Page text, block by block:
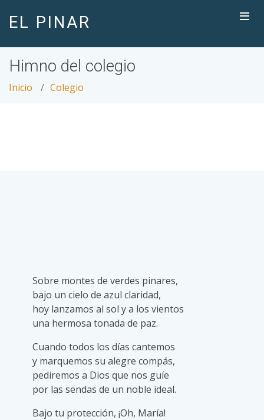
EL PINAR
Himno del colegio
Inicio Colegio
Sobre montes de verdes pinares,
bajo un cielo de azul claridad,
hoy lanzamos al sol y a los vientos
una hermosa tonada de paz.
Cuando todos los días cantemos
y marquemos su alegre compás,
pediremos a Dios que nos guíe
por las sendas de un noble ideal.
Bajo tu protección, ¡Oh, María!